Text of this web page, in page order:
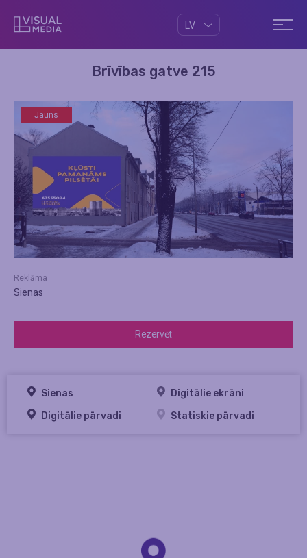
LV
Brīvības gatve 215
Jauns
Reklāma
Sienas
Rezervēt
Sienas
Digitālie ekrāni
Digitālie pārvadi
Statiskie pārvadi